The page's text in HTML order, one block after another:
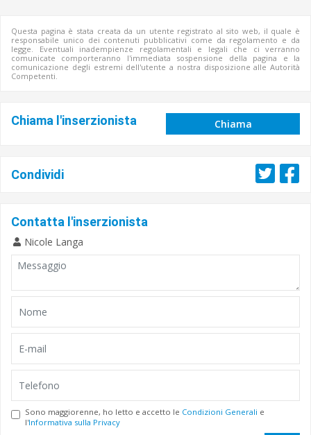
Questa pagina è stata creata da un utente registrato al sito web, il quale è
responsabile unico dei contenuti pubblicativi come da regolamento e da
legge. Eventuali inadempienze regolamentali e legali che ci verranno
comunicate comporteranno l'immediata sospensione della pagina e la
comunicazione degli estremi dell'utente a nostra disposizione alle Autorità
Competenti.
Chiama l'inserzionista Chiama
Condividi
Contatta l'inserzionista
Nicole Langa
Sono maggiorenne, ho letto e accetto le Condizioni Generali e
l'Informativa sulla Privacy